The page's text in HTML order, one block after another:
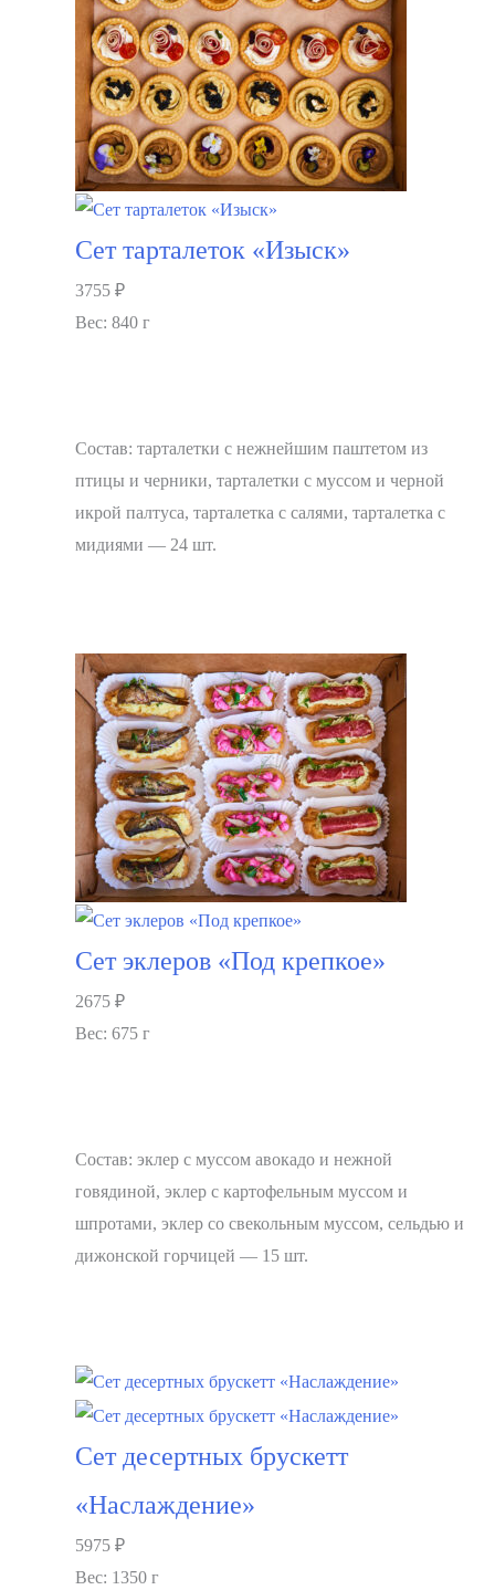
Сет тарталеток «Изыск»
3755 ₽
Вес: 840 г
Состав: тарталетки с нежнейшим паштетом из
птицы и черники, тарталетки с муссом и черной
икрой палтуса, тарталетка с салями, тарталетка с
мидиями — 24 шт.
Сет эклеров «Под крепкое»
2675 ₽
Вес: 675 г
Состав: эклер с муссом авокадо и нежной
говядиной, эклер с картофельным муссом и
шпротами, эклер со свекольным муссом, сельдью и
дижонской горчицей — 15 шт.
Сет десертных брускетт
«Наслаждение»
5975 ₽
Вес: 1350 г